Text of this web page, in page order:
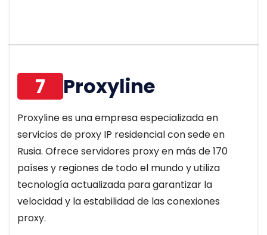
7 Proxyline
Proxyline es una empresa especializada en
servicios de proxy IP residencial con sede en
Rusia. Ofrece servidores proxy en más de 170
países y regiones de todo el mundo y utiliza
tecnología actualizada para garantizar la
velocidad y la estabilidad de las conexiones
proxy.